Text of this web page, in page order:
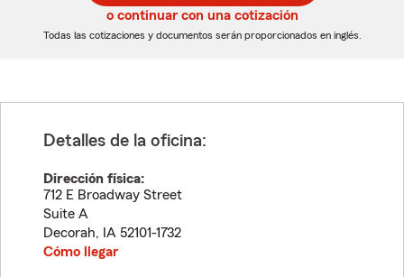
5
dígitos
5
dígitos
o continuar con una cotización
Todas las cotizaciones y documentos serán proporcionados en inglés.
Detalles de la oficina:
Dirección física:
712 E Broadway Street
Suite A
Decorah, IA 52101-1732
Cómo llegar